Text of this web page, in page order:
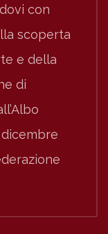
con
scoperta
e della
di
dicembre